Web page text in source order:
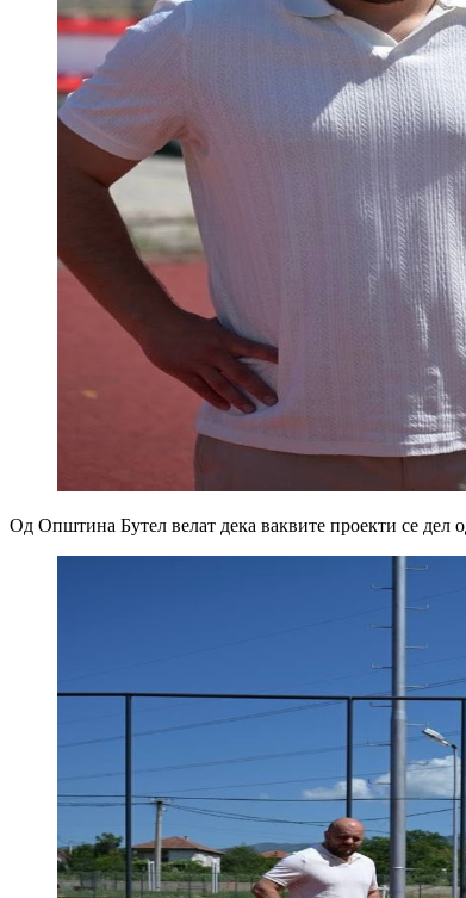
Од Општина Бутел велат дека ваквите проекти се дел